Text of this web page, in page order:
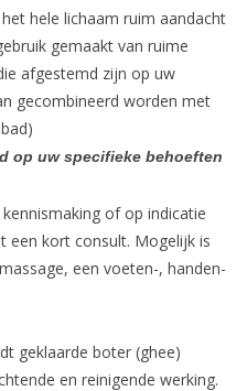
hele lichaam ruim aandacht
gemaakt van ruime
afgestemd zijn op uw
gecombineerd worden met
op uw specifieke behoeften
of op indicatie
een kort consult. Mogelijk is
een voeten-, handen-
geklaarde boter (ghee)
en reinigende werking.